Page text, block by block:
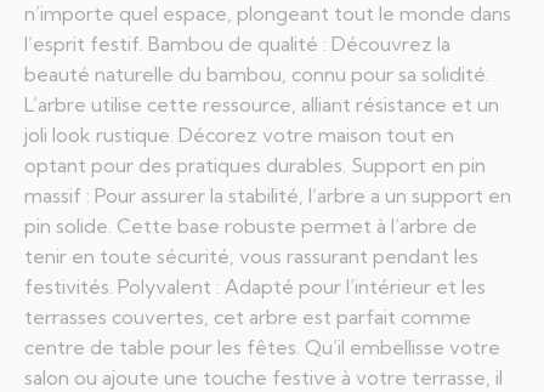
n’importe quel espace, plongeant tout le monde dans
l’esprit festif. Bambou de qualité : Découvrez la
beauté naturelle du bambou, connu pour sa solidité.
L’arbre utilise cette ressource, alliant résistance et un
joli look rustique. Décorez votre maison tout en
optant pour des pratiques durables. Support en pin
massif : Pour assurer la stabilité, l’arbre a un support en
pin solide. Cette base robuste permet à l’arbre de
tenir en toute sécurité, vous rassurant pendant les
festivités. Polyvalent : Adapté pour l’intérieur et les
terrasses couvertes, cet arbre est parfait comme
centre de table pour les fêtes. Qu’il embellisse votre
salon ou ajoute une touche festive à votre terrasse, il